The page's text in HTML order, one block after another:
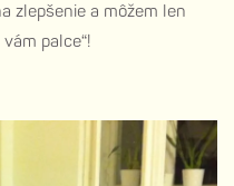
zlepšenie a môžem len
palce“!